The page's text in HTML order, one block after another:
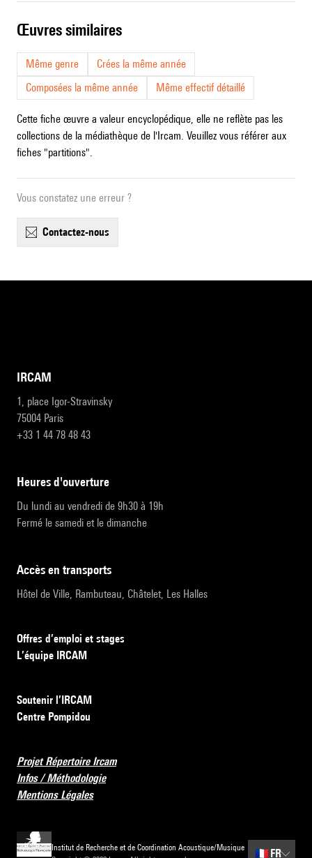
œuvres similaires
Même genre
Crées la même année
Composées la même année
Même effectif détaillé
Cette fiche œuvre a valeur encyclopédique, elle ne reflète pas les
collections de la médiathèque de l'Ircam. Veuillez vous référer aux
fiches "partitions".
Vous constatez une erreur ?
contactez-nous
IRCAM
1, place Igor-Stravinsky
75004 Paris
+33 1 44 78 48 43
heures d'ouverture
Du lundi au vendredi de 9h30 à 19h
Fermé le samedi et le dimanche
accès en transports
Hôtel de Ville, Rambuteau, Châtelet, Les Halles
Offres d’emploi et stages
L’équipe IRCAM
Soutenir l’IRCAM
Centre Pompidou
Projet Répertoire Ircam
Infos / Méthodologie
Mentions Légales
Institut de Recherche et de Coordination Acoustique/Musique
🇫🇷 FR